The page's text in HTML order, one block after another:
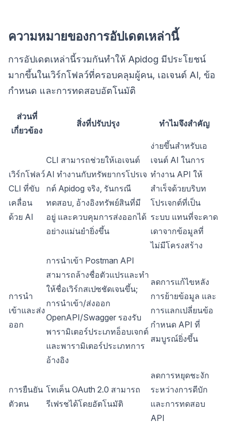
ความหมายของการอัปเดตเหล่านี้
การอัปเดตเหล่านี้รวมกันทำให้ Apidog มีประโยชน์
มากขึ้นในเวิร์กโฟลว์ที่ครอบคลุมผู้คน, เอเจนต์ AI, ข้อ
กำหนด และการทดสอบอัตโนมัติ
ส่วนที่
เกี่ยวข้อง
สิ่งที่ปรับปรุง ทำไมจึงสำคัญ
เวิร์กโฟลว์
CLI ที่ขับ
เคลื่อน
ด้วย AI
CLI สามารถช่วยให้เอเจนต์
AI ทำงานกับทรัพยากรโปรเจ
กต์ Apidog จริง, รันกรณี
ทดสอบ, อ้างอิงทรัพย์สินที่มี
อยู่ และควบคุมการส่งออกได้
อย่างแม่นยำยิ่งขึ้น
ง่ายขึ้นสำหรับเอ
เจนต์ AI ในการ
ทำงาน API ให้
สำเร็จด้วยบริบท
โปรเจกต์ที่เป็น
ระบบ แทนที่จะคาด
เดาจากข้อมูลที่
ไม่มีโครงสร้าง
การนำ
เข้าและส่ง
ออก
การนำเข้า Postman API
สามารถล้างชื่อตัวแปรและทำ
ให้ชื่อเวิร์กสเปซชัดเจนขึ้น;
การนำเข้า/ส่งออก
OpenAPI/Swagger รองรับ
พารามิเตอร์ประเภทอ็อบเจกต์
และพารามิเตอร์ประเภทการ
อ้างอิง
ลดการแก้ไขหลัง
การย้ายข้อมูล และ
การแลกเปลี่ยนข้อ
กำหนด API ที่
สมบูรณ์ยิ่งขึ้น
การยืนยัน
ตัวตน
โทเค็น OAuth 2.0 สามารถ
รีเฟรชได้โดยอัตโนมัติ
ลดการหยุดชะงัก
ระหว่างการดีบัก
และการทดสอบ
API